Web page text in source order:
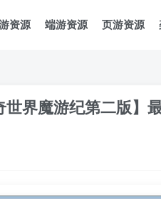
资源 端游资源 页游资源
界魔游纪第二版】